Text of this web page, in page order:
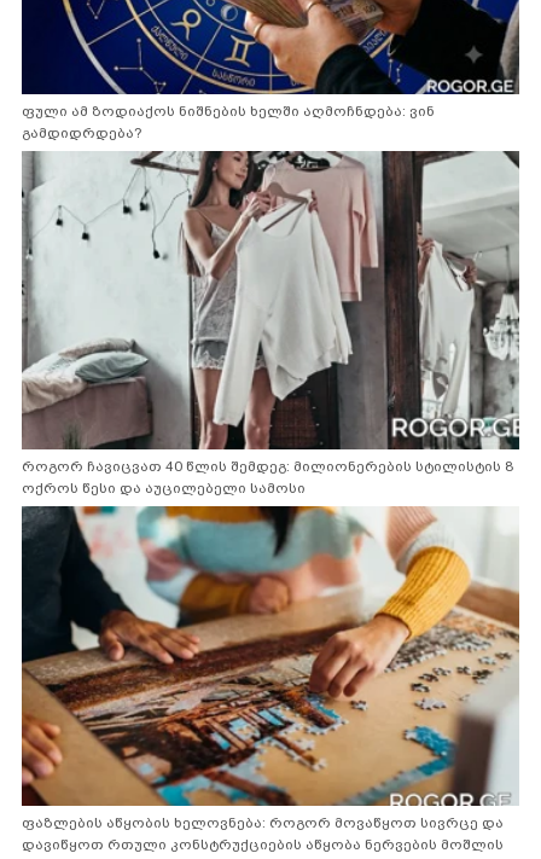
ფული ამ ზოდიაქოს ნიშნების ხელში აღმოჩნდება: ვინ
გამდიდრდება?
როგორ ჩავიცვათ 40 წლის შემდეგ: მილიონერების სტილისტის 8
ოქროს წესი და აუცილებელი სამოსი
ფაზლების აწყობის ხელოვნება: როგორ მოვაწყოთ სივრცე და
დავიწყოთ რთული კონსტრუქციების აწყობა ნერვების მოშლის